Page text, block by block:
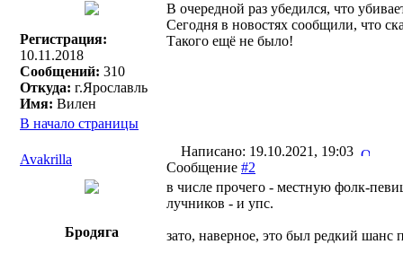
Регистрация:
10.11.2018
Сообщений: 310
Откуда: г.Ярославль
Имя: Вилен
В очередной раз убедился, что
Сегодня в новостях сообщили, что
Такого ещё не было!
В начало страницы
Avakrilla
Написано: 19.10.2021, 19:03
Сообщение #2
Бродяга
в числе прочего - местную фолк-
лучников - и упс.
зато, наверное, это был редкий шанс